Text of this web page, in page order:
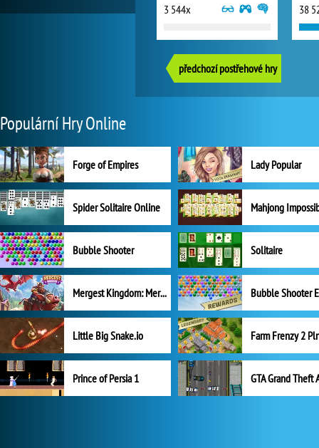
3 544x 38
předchozí postřehové hry
Populární Hry Online
Forge of Empires Lady Popular
Spider Solitaire Online Mahjong
Bubble Shooter Solitaire
Mergest Kingdom: Merge Puzzle
Little Big Snake.io
Prince of Persia 1 GTA Grand Theft